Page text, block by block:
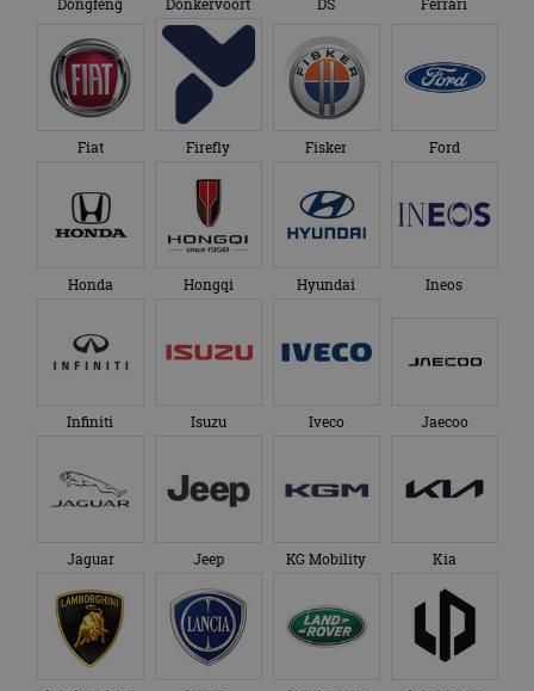
Dongfeng Donkervoort DS Ferrari
Fiat Firefly Fisker Ford
Honda Hongqi Hyundai Ineos
Infiniti Isuzu Iveco Jaecoo
Jaguar Jeep KG Mobility Kia